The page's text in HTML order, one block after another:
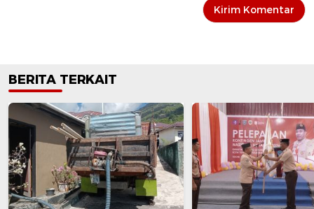
BERITA TERKAIT